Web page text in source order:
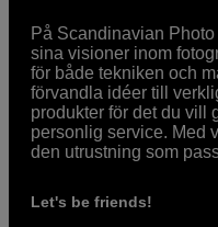
På Scandinavian
sina visioner inom
för både tekniken och
förvandla idéer till
produkter för det du vill
personlig service. Med
den utrustning som
Let's be friends!